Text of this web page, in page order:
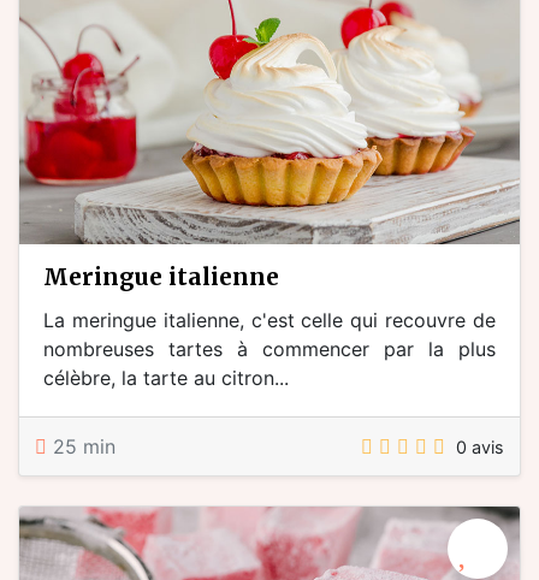
meringue italienne
La meringue italienne, c'est celle qui recouvre de
nombreuses tartes à commencer par la plus
célèbre, la tarte au citron...
25 min 0 avis